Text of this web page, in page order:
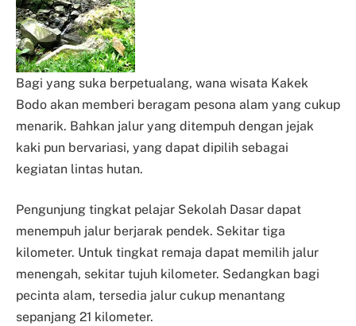
Bagi yang suka berpetualang, wana wisata Kakek
Bodo akan memberi beragam pesona alam yang cukup
menarik. Bahkan jalur yang ditempuh dengan jejak
kaki pun bervariasi, yang dapat dipilih sebagai
kegiatan lintas hutan.
Pengunjung tingkat pelajar Sekolah Dasar dapat
menempuh jalur berjarak pendek. Sekitar tiga
kilometer. Untuk tingkat remaja dapat memilih jalur
menengah, sekitar tujuh kilometer. Sedangkan bagi
pecinta alam, tersedia jalur cukup menantang
sepanjang 21 kilometer.